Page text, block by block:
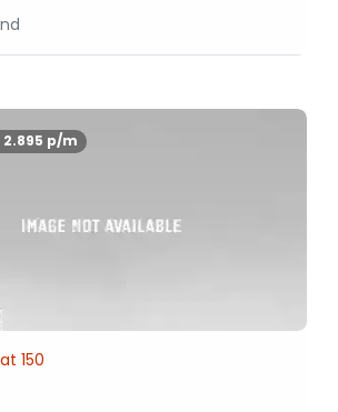
2.895 p/m
150